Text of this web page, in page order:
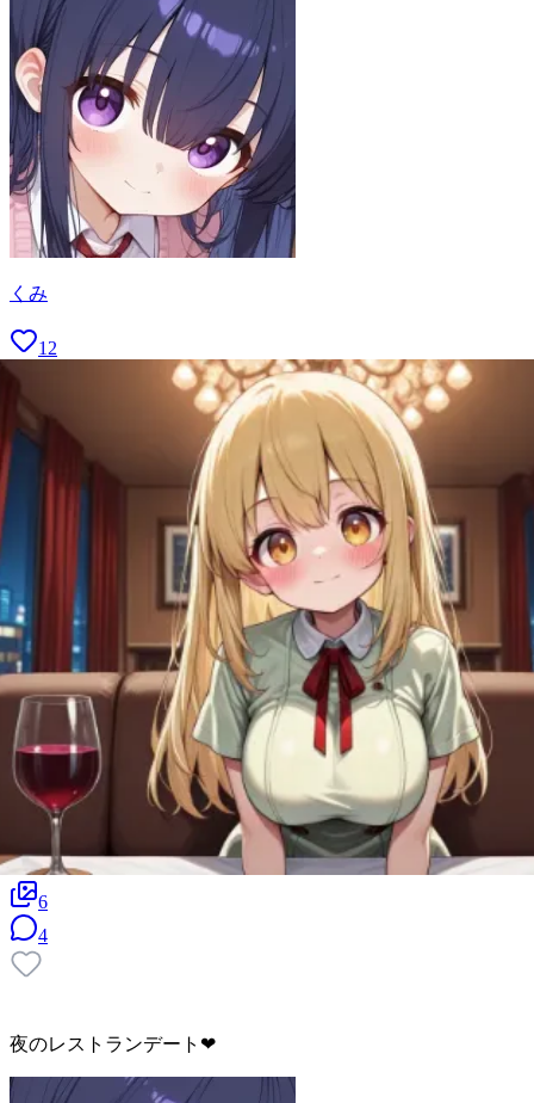
くみ
12
6
4
夜のレストランデート❤